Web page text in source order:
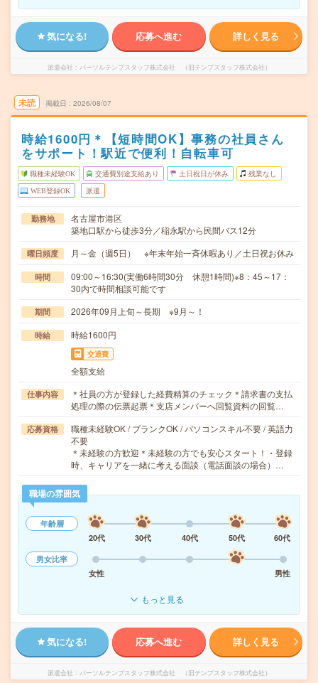
気になる! 応募へ進む 詳しく見る
派遣会社 パーソルテンプスタッフ株式会社 （旧テンプスタッフ株式会社）
未読 掲載日 2026/08/07
時給1600円＊【短時間OK】事務の社員さん
をサポート！駅近で便利！自転車可
職種未経験OK 交通費別途支給あり 土日祝日が休み 残業なし
WEB登録OK 派遣
勤務地
名古屋市港区
築地口駅から徒歩3分／稲永駅から民間バス12分
曜日頻度 月～金（週5日） ※年末年始一斉休暇あり／土日祝お休み
時間
09:00～16:30(実働6時間30分 休憩1時間)※8：45～17：
30内で時間相談可能です
期間 2026年09月上旬～長期 ※9月～！
時給 時給1600円
交通費
全額支給
仕事内容
＊社員の方が登録した経費精算のチェック＊請求書の支払
処理の際の伝票起票＊支店メンバーへ回覧資料の回覧…
応募資格
職種未経験OK / ブランクOK / パソコンスキル不要 / 英語力
不要
＊未経験の方歓迎＊未経験の方でも安心スタート！・登録
時、キャリアを一緒に考える面談（電話面談の場合）…
職場の雰囲気
年齢層
20代
30代 40代 50代
60代
男女比率
女性
男性
もっと見る
気になる! 応募へ進む 詳しく見る
派遣会社 パーソルテンプスタッフ株式会社 （旧テンプスタッフ株式会社）